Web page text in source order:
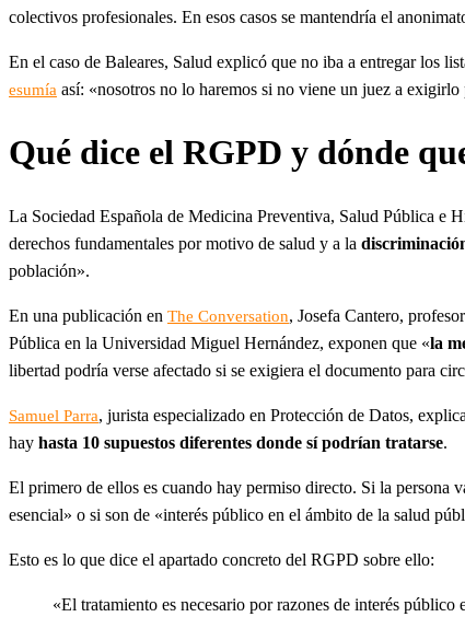
colectivos profesionales. En esos casos se mantendría el
En el caso de Baleares, Salud explicó que no iba a entregar los
esumía así: «nosotros no lo haremos si no viene un juez a
Qué dice el RGPD y dónde
La Sociedad Española de Medicina Preventiva, Salud Pública e
derechos fundamentales por motivo de salud y a la
población».
En una publicación en The Conversation, Josefa Cantero,
Pública en la Universidad Miguel Hernández, exponen que «la
libertad podría verse afectado si se exigiera el documento para
Samuel Parra, jurista especializado en Protección de Datos,
hay hasta 10 supuestos diferentes donde sí podrían tratarse.
El primero de ellos es cuando hay permiso directo. Si la persona
esencial» o si son de «interés público en el ámbito de la salud
Esto es lo que dice el apartado concreto del RGPD sobre ello:
«El tratamiento es necesario por razones de interés